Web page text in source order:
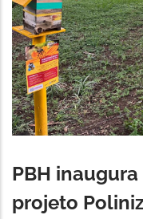
PBH
projeto